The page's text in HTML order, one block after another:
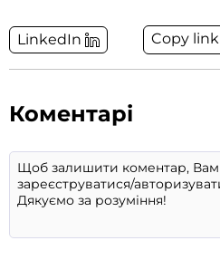
LinkedIn Copy link
Коментарі